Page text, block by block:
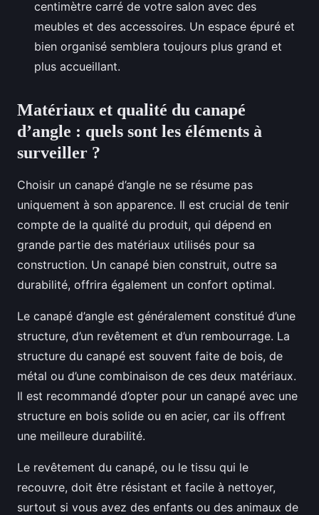
centimètre carré de votre salon avec des
meubles et des accessoires. Un espace épuré et
bien organisé semblera toujours plus grand et
plus accueillant.
Matériaux et qualité du canapé
d’angle : quels sont les éléments à
surveiller ?
Choisir un canapé d’angle ne se résume pas
uniquement à son apparence. Il est crucial de tenir
compte de la qualité du produit, qui dépend en
grande partie des matériaux utilisés pour sa
construction. Un canapé bien construit, outre sa
durabilité, offrira également un confort optimal.
Le canapé d’angle est généralement constitué d’une
structure, d’un revêtement et d’un rembourrage. La
structure du canapé est souvent faite de bois, de
métal ou d’une combinaison de ces deux matériaux.
Il est recommandé d’opter pour un canapé avec une
structure en bois solide ou en acier, car ils offrent
une meilleure durabilité.
Le revêtement du canapé, ou le tissu qui le
recouvre, doit être résistant et facile à nettoyer,
surtout si vous avez des enfants ou des animaux de